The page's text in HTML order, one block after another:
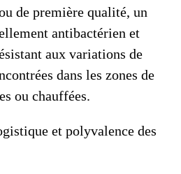
de première qualité, un
antibactérien et
aux variations de
dans les zones de
ou chauffées.
et polyvalence des